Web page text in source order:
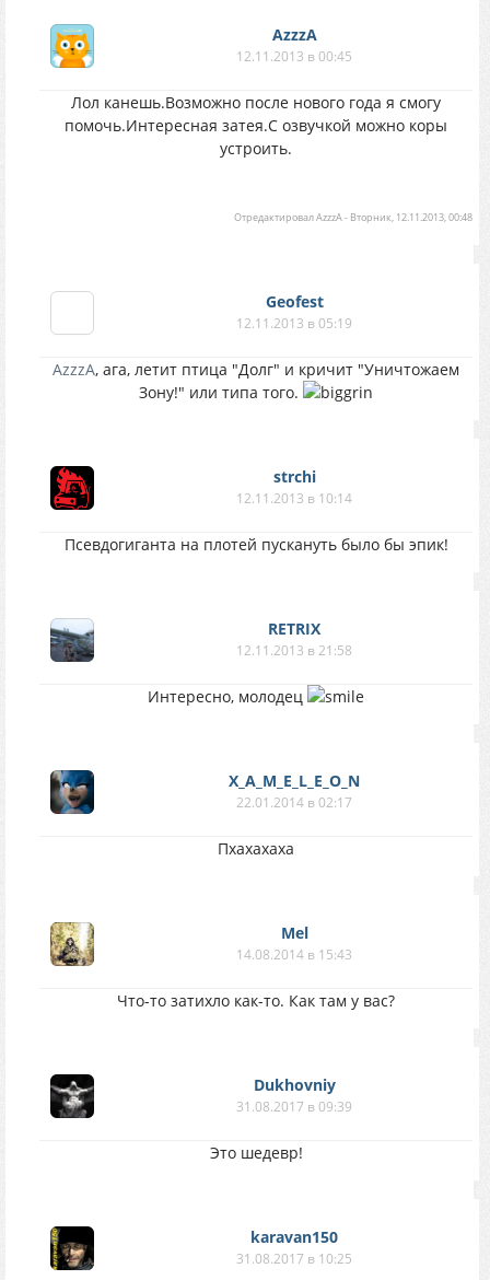
AzzzA
12.11.2013 в 00:45
Лол канешь.Возможно после нового года я смогу
помочь.Интересная затея.С озвучкой можно коры
устроить.
ОтредактировалAzzzA- Вторник, 12.11.2013, 00:48
Geofest
12.11.2013 в 05:19
AzzzA, ага, летит птица "Долг" и кричит "Уничтожаем
Зону!" или типа того.
strchi
12.11.2013 в 10:14
Псевдогиганта на плотей пускануть было бы эпик!
RETRIX
12.11.2013 в 21:58
Интересно, молодец
X_A_M_E_L_E_O_N
22.01.2014 в 02:17
Пхахахаха
Mel
14.08.2014 в 15:43
Что-то затихло как-то. Как там у вас?
Dukhovniy
31.08.2017 в 09:39
Это шедевр!
karavan150
31.08.2017 в 10:25